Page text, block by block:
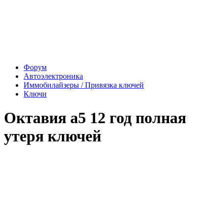
Форум
Автоэлектроника
Иммобилайзеры / Привязка ключей
Ключи
Октавия а5 12 год полная
утеря ключей